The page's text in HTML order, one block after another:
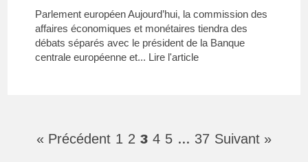
Parlement européen Aujourd’hui, la commission des
affaires économiques et monétaires tiendra des
débats séparés avec le président de la Banque
centrale européenne et... Lire l'article
« Précédent 1 2 3 4 5 … 37 Suivant »